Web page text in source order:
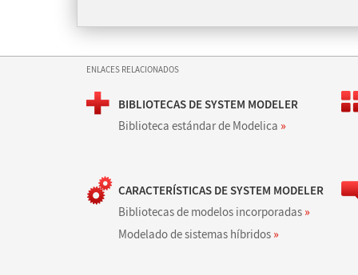
ENLACES RELACIONADOS
BIBLIOTECAS DE SYSTEM MODELER
Biblioteca estándar de Modelica »
CARACTERÍSTICAS DE SYSTEM MODELER
Bibliotecas de modelos incorporadas »
Modelado de sistemas híbridos »